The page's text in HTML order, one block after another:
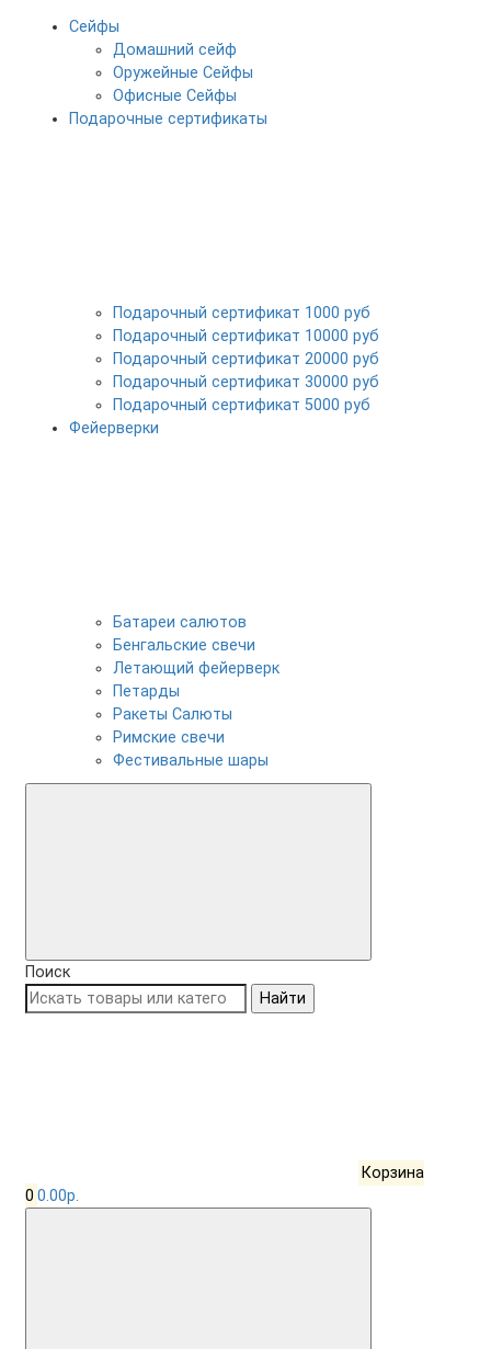
Сейфы
Домашний сейф
Оружейные Сейфы
Офисные Сейфы
Подарочные сертификаты
Подарочный сертификат 1000 руб
Подарочный сертификат 10000 руб
Подарочный сертификат 20000 руб
Подарочный сертификат 30000 руб
Подарочный сертификат 5000 руб
Фейерверки
Батареи салютов
Бенгальские свечи
Летающий фейерверк
Петарды
Ракеты Салюты
Римские свечи
Фестивальные шары
Поиск
Найти
Корзина
0 0.00р.